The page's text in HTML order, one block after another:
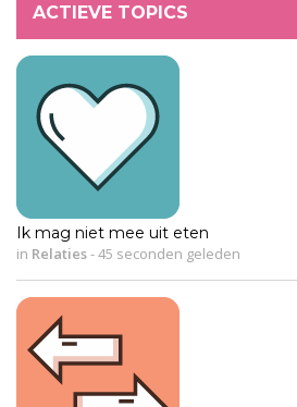
ACTIEVE TOPICS
Ik mag niet mee uit eten
in Relaties-45 seconden geleden